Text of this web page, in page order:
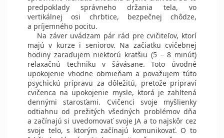
predpoklady správneho držania tela, vo
vertikálnej osi chrbtice, bezpečnej chôdze,
a príjemného pocitu.
Na záver uvádzam pár rád pre cvičiteľov, ktorí
majú v kurze i seniorov. Na začiatku cvičebnej
hodiny zaraďujem niektorú kratšiu (5 – 8 minút)
relaxačnú techniku v šávásane. Toto úvodné
upokojenie vhodne obmieňam a považujem túto
psychickú prípravu za dôležitú, pretože pripraví
cvičenca na upokojenie mysle, ktorá je zahltená
dennými starosťami. Cvičenci svoje myšlienky
odtiahnu od prežitých všedných problémov dňa
a začínajú si uvedomovať svoje JA a to najskôr cez
svoje telo, s ktorým začínajú komunikovať. O to